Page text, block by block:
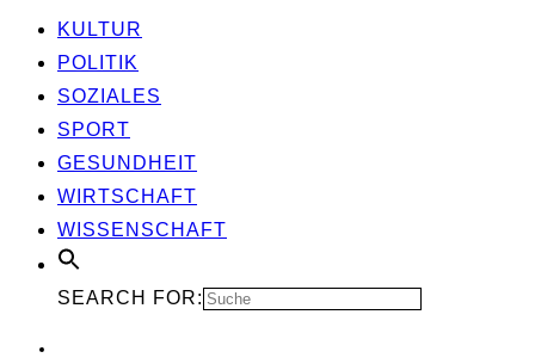
KUL­TUR
POLI­TIK
SOZIA­LES
SPORT
GESUND­HEIT
WIRT­SCHAFT
WIS­SEN­SCHAFT
SEARCH FOR: